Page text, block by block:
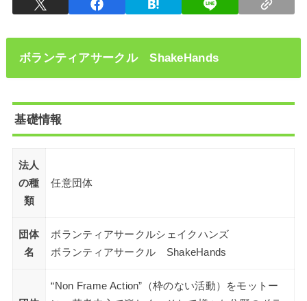
ボランティアサークル ShakeHands
基礎情報
法人
の種
類
任意団体
団体
名
ボランティアサークルシェイクハンズ
ボランティアサークル ShakeHands
“Non Frame Action”（枠のない活動）をモットー